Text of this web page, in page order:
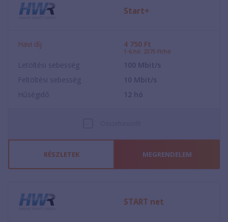
Start+
Havi díj 4 750 Ft
1-6.hó: 2375 Ft/hó
Letöltési sebesség 100 Mbit/s
Feltöltési sebesség
10 Mbit/s
Hűségidő
12 hó
RÉSZLETEK MEGRENDELEM
START net